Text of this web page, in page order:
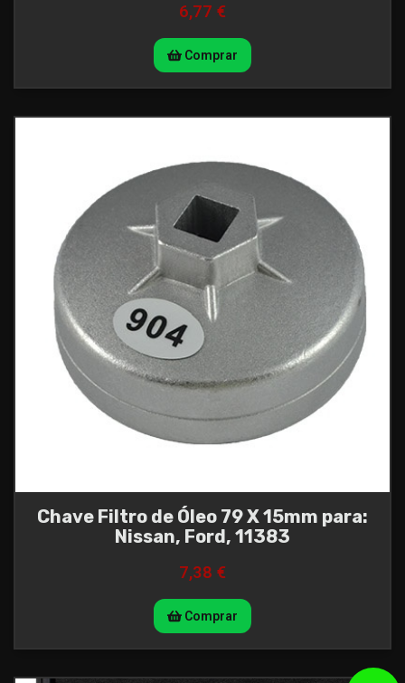
6,77 €
Comprar
Chave Filtro de Óleo 79 X 15mm para:
Nissan, Ford, 11383
7,38 €
Comprar